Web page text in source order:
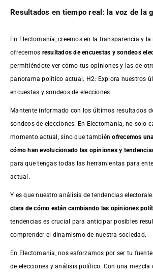
Resultados en tiempo real: la voz de la
En Electomanía, creemos en la transparencia y
ofrecemos resultados deencuestas y sondeos
permitiéndote ver cómo tus opiniones y las de
panorama político actual. H2: Explora nuestros
encuestas y sondeos de elecciones
Mantente informado con los últimos resultados
sondeos de elecciones. En Electomania, no solo
momento actual, sino que tambiénofrecemos
cómo han evolucionado las opiniones y
para que tengas todas las herramientas para
actual.
Y es que nuestro análisis de tendencias
clara de cómo están cambiando las opiniones
tendencias es crucial para anticipar posibles
comprender el dinamismo de nuestra sociedad.
En Electomanía, nos esforzamos por ser tu
de elecciones y análisis político. Con una mezcla